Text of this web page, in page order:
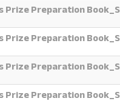
Prize Preparation
Prize Preparation
Prize Preparation
Prize Preparation